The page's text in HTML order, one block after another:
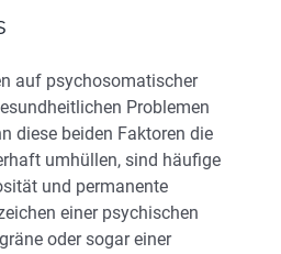
auf psychosomatischer
Problemen
diese beiden Faktoren die
umhüllen, sind häufige
und permanente
einer psychischen
oder sogar einer